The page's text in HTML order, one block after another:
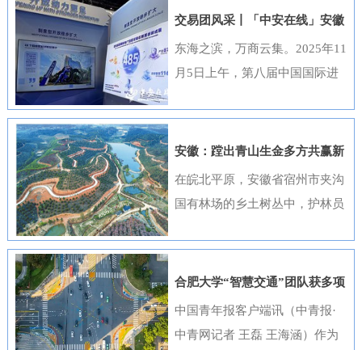
获奖数量位居全国首位，并荣
来，邮储银行安徽省分行高度重
应、热情参与。95名员工利用业
余时间潜心创作，共提交89件作
品。经过严格遴选，41件优秀作
《廉心清颂》《缝隙》等获奖作
品构思精巧、寓意深刻，将廉洁
内涵与传统文化元素相融合，充
交易团风采丨「中安在线」安徽
元素闪耀进博会
东海之滨，万商云集。2025年11
月5日上午，第八届中国国际进
在上海开幕，安徽交易团携科技
创新成果与厚重文化底蕴再度亮
参会工作，已于9月20日在合肥
进博会外企（安徽）供需对接暨
投资交流活动”，会上，130余家
安徽本土知名企业与21家进博会
安徽：蹚出青山生金多方共赢新
路径
在皖北平原，安徽省宿州市夹沟
国有林场的乡土树丛中，护林员
南山区，歙县桂林国有林场的林
下基地里，农户忙着采收黄栀
合肥大学“智慧交通”团队获多项
重要进展
中国青年报客户端讯（中青报·
中青网记者 王磊 王海涵）作为